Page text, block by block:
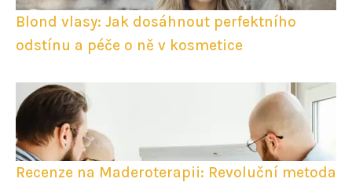
Blond vlasy: Jak dosáhnout perfektního
odstínu a péče o ně v kosmetice
Recenze na Maderoterapii: Revoluční metoda